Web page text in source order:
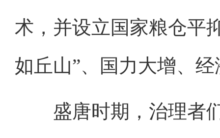
术，并设立国家粮仓平
如丘山”、国力大增、
盛唐时期，治理者们